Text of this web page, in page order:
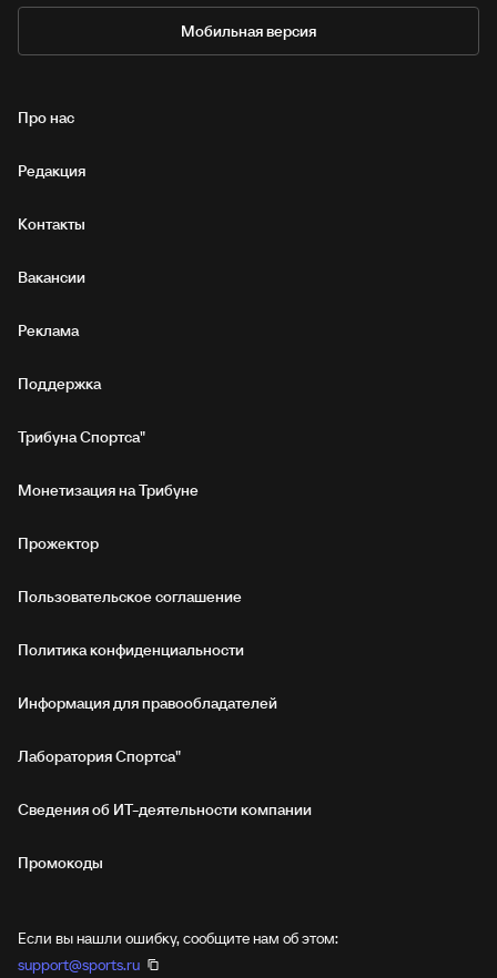
Мобильная версия
Про нас
Редакция
Контакты
Вакансии
Реклама
Поддержка
Трибуна Спортса"
Монетизация на Трибуне
Прожектор
Пользовательское соглашение
Политика конфиденциальности
Информация для правообладателей
Лаборатория Спортса"
Сведения об ИТ‑деятельности компании
Промокоды
Если вы нашли ошибку, сообщите нам об этом:
support@sports.ru